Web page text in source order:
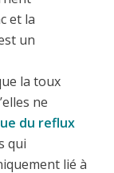
et la
un
la toux
ne
du reflux
qui
lié à